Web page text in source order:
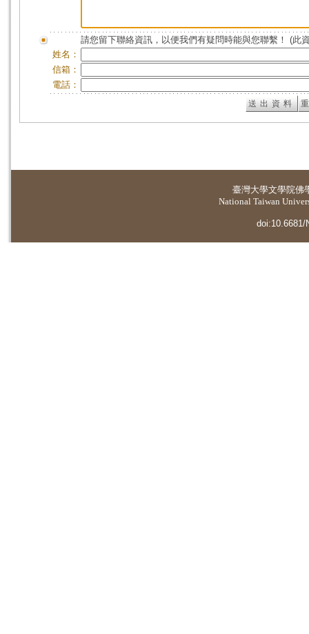
請您留下聯絡資訊，以便我們有疑問時能與您聯繫！ (此
姓名：
信箱：
電話：
臺灣大學文學院佛
National Taiwan
doi:10.6681/